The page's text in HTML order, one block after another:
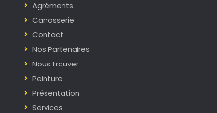
Agréments
Carrosserie
Contact
Nos Partenaires
Nous trouver
Peinture
Présentation
Services